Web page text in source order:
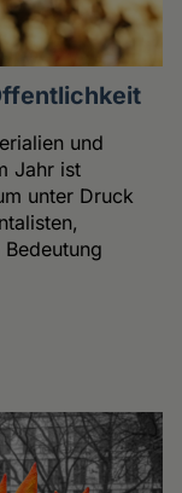
und
Jahr ist
unter Druck